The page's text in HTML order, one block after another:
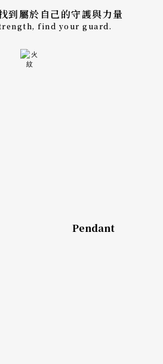
到屬於自己的守護與力量
find your guard.
Pendant